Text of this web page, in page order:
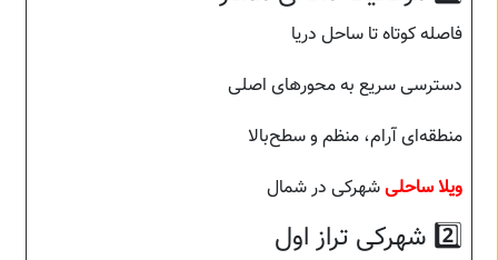
فاصله کوتاه تا ساحل دریا
دسترسی سریع به محورهای اصلی
منطقه‌ای آرام، منظم و سطح‌بالا
ویلا ساحلیشهرکی در شمال
2️⃣ شهرکی تراز اول